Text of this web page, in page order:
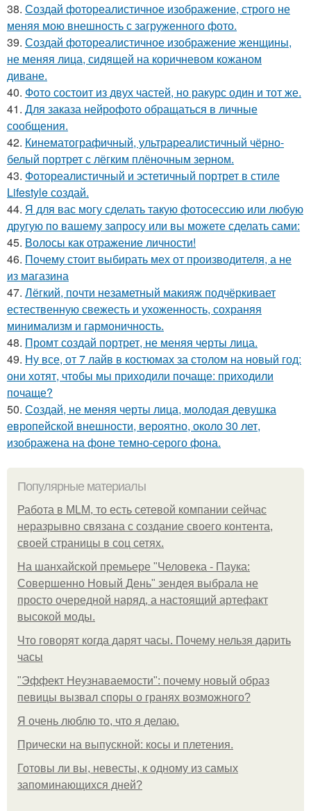
38. Создай фотореалистичное изображение, строго не
меняя мою внешность с загруженного фото.
39. Создай фотореалистичное изображение женщины,
не меняя лица, сидящей на коричневом кожаном
диване.
40. Фото состоит из двух частей, но ракурс один и тот же.
41. Для заказа нейрофото обращаться в личные
сообщения.
42. Кинематографичный, ультрареалистичный чёрно-
белый портрет с лёгким плёночным зерном.
43. Фотореалистичный и эстетичный портрет в стиле
Lifestyle создай.
44. Я для вас могу сделать такую фотосессию или любую
другую по вашему запросу или вы можете сделать сами:
45. Волосы как отражение личности!
46. Почему стоит выбирать мех от производителя, а не
из магазина
47. Лёгкий, почти незаметный макияж подчёркивает
естественную свежесть и ухоженность, сохраняя
минимализм и гармоничность.
48. Промт создай портрет, не меняя черты лица.
49. Ну все, от 7 лайв в костюмах за столом на новый год:
они хотят, чтобы мы приходили почаще: приходили
почаще?
50. Создай, не меняя черты лица, молодая девушка
европейской внешности, вероятно, около 30 лет,
изображена на фоне темно-серого фона.
Популярные материалы
Работа в MLM, то есть сетевой компании сейчас
неразрывно связана с создание своего контента,
своей страницы в соц сетях.
На шанхайской премьере "Человека - Паука:
Совершенно Новый День" зендея выбрала не
просто очередной наряд, а настоящий артефакт
высокой моды.
Что говорят когда дарят часы. Почему нельзя дарить
часы
"Эффект Неузнаваемости": почему новый образ
певицы вызвал споры о гранях возможного?
Я очень люблю то, что я делаю.
Прически на выпускной: косы и плетения.
Готовы ли вы, невесты, к одному из самых
запоминающихся дней?